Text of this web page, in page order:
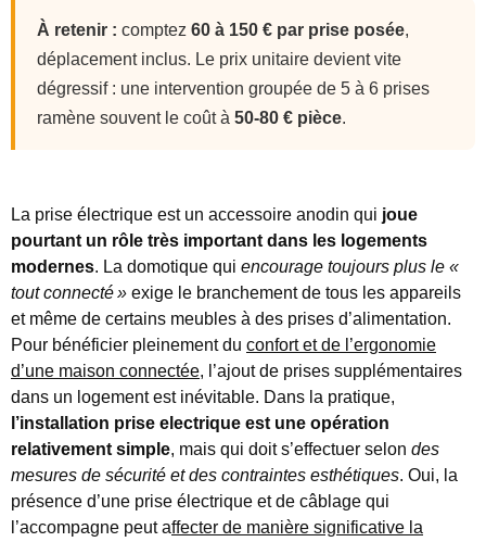
À retenir : comptez 60 à 150 € par prise posée,
déplacement inclus. Le prix unitaire devient vite
dégressif : une intervention groupée de 5 à 6 prises
ramène souvent le coût à 50-80 € pièce.
La prise électrique est un accessoire anodin qui joue
pourtant un rôle très important dans les logements
modernes. La domotique qui encourage toujours plus le «
tout connecté» exige le branchement de tous les appareils
et même de certains meubles à des prises d’alimentation.
Pour bénéficier pleinement du confort et de l’ergonomie
d’une maison connectée, l’ajout de prises supplémentaires
dans un logement est inévitable. Dans la pratique,
l’installation prise electrique est une opération
relativement simple, mais qui doit s’effectuer selon des
mesures de sécurité et des contraintes esthétiques. Oui, la
présence d’une prise électrique et de câblage qui
l’accompagne peut affecter de manière significative la